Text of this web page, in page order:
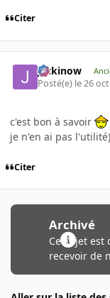
Citer
jackinow
Posté(e) le 26
c'est bon à savoir
je n'en ai pas l'utilité)
Citer
Archivé
Ce sujet est
recevoir de